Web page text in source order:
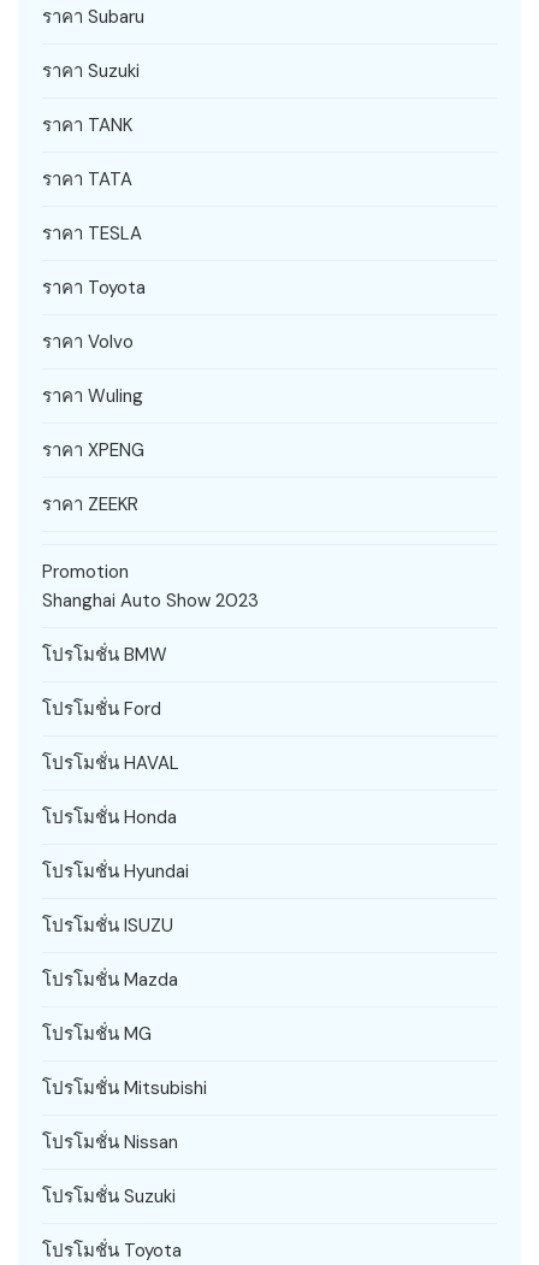
ราคา Subaru
ราคา Suzuki
ราคา TANK
ราคา TATA
ราคา TESLA
ราคา Toyota
ราคา Volvo
ราคา Wuling
ราคา XPENG
ราคา ZEEKR
Promotion
Shanghai Auto Show 2023
โปรโมชั่น BMW
โปรโมชั่น Ford
โปรโมชั่น HAVAL
โปรโมชั่น Honda
โปรโมชั่น Hyundai
โปรโมชั่น ISUZU
โปรโมชั่น Mazda
โปรโมชั่น MG
โปรโมชั่น Mitsubishi
โปรโมชั่น Nissan
โปรโมชั่น Suzuki
โปรโมชั่น Toyota